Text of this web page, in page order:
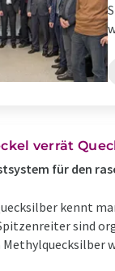
verrät
für den
kennt
sind
Methylquecksilber